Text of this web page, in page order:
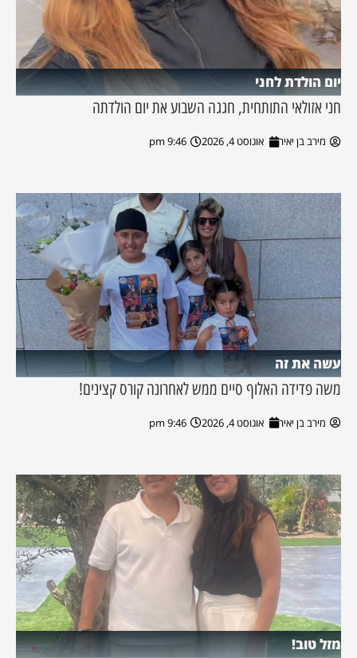
יום הולדת לחני
חני אזולאי התותחית, חגגה השבוע את יום הולדתה
מירב בן יאיר אוגוסט 4, 2026 9:46 pm
עשה את זה
משה פדידה האלוף סיים ממש לאחרונה קורס קצינים!
מירב בן יאיר אוגוסט 4, 2026 9:46 pm
מזל טוב!